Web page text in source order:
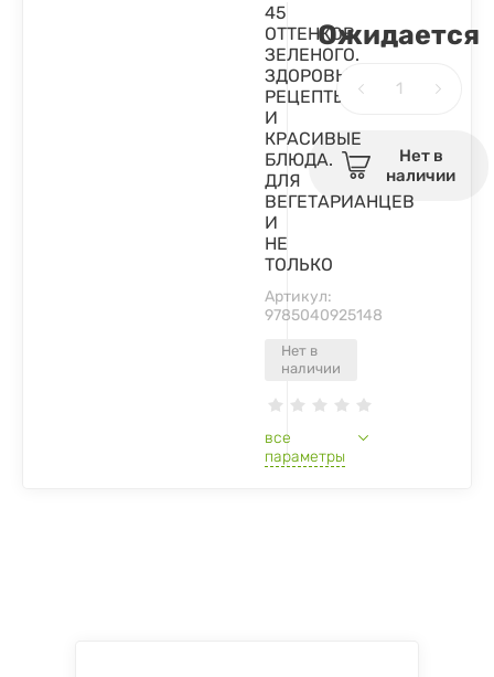
Нет в
наличии
45
ОТТЕНКОВ
ЗЕЛЕНОГО.
ЗДОРОВЫЕ
РЕЦЕПТЫ
И
КРАСИВЫЕ
БЛЮДА.
ДЛЯ
ВЕГЕТАРИАНЦЕВ
И
НЕ
ТОЛЬКО
Артикул:
9785040925148
все
параметры
Ожидается
Нет в
наличии